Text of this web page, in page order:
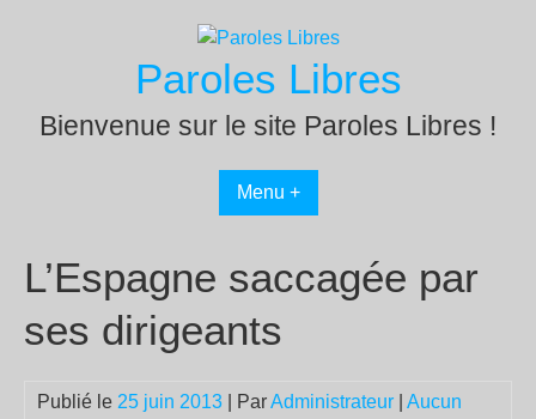
Paroles Libres
Bienvenue sur le site Paroles Libres !
Menu +
L’Espagne saccagée par
ses dirigeants
Publié le 25 juin 2013 | ParAdministrateur
Aucun